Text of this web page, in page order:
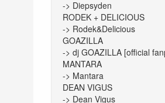
-> Diepsyden
RODEK + DELICIOUS
-> Rodek&Delicious
GOAZILLA
-> dj GOAZILLA [official
MANTARA
-> Mantara
DEAN VIGUS
-> Dean Vigus